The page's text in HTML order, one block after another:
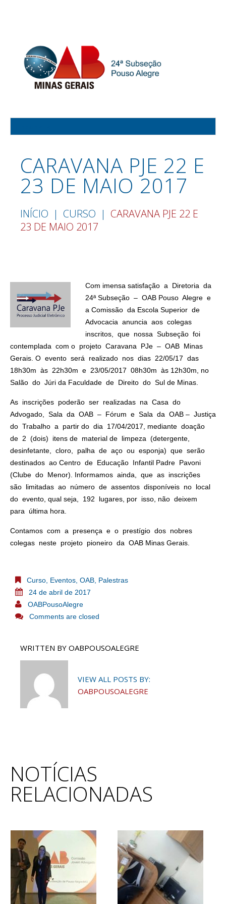
CARAVANA PJE 22 E
23 DE MAIO 2017
INÍCIO CURSO
CARAVANA PJE 22 E
23 DE MAIO 2017
Com imensa satisfação a Diretoria da
24ª Subseção – OAB Pouso Alegre e
a Comissão da Escola Superior de
Advocacia anuncia aos colegas
inscritos, que nossa Subseção foi
contemplada com o projeto Caravana PJe – OAB Minas
Gerais. O evento será realizado nos dias 22/05/17 das
18h30m às 22h30m e 23/05/2017 08h30m às 12h30m, no
Salão do Júri da Faculdade de Direito do Sul de Minas.
As inscrições poderão ser realizadas na Casa do
Advogado, Sala da OAB – Fórum e Sala da OAB – Justiça
do Trabalho a partir do dia 17/04/2017, mediante doação
de 2 (dois) itens de material de limpeza (detergente,
desinfetante, cloro, palha de aço ou esponja) que serão
destinados ao Centro de Educação Infantil Padre Pavoni
(Clube do Menor). Informamos ainda, que as inscrições
são limitadas ao número de assentos disponíveis no local
do evento, qual seja, 192 lugares, por isso, não deixem
para última hora.
Contamos com a presença e o prestígio dos nobres
colegas neste projeto pioneiro da OAB Minas Gerais.
Curso, Eventos, OAB, Palestras
24 de abril de 2017
OABPousoAlegre
Comments are closed
WRITTEN BY OABPOUSOALEGRE
VIEW ALL POSTS BY:
OABPOUSOALEGRE
NOTÍCIAS
RELACIONADAS